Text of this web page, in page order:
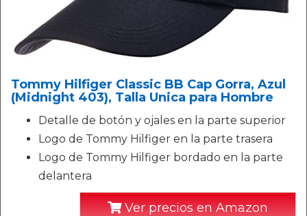
Tommy Hilfiger Classic BB Cap Gorra, Azul
(Midnight 403), Talla Unica para Hombre
Detalle de botón y ojales en la parte superior
Logo de Tommy Hilfiger en la parte trasera
Logo de Tommy Hilfiger bordado en la parte
delantera
Ver precios en Amazon